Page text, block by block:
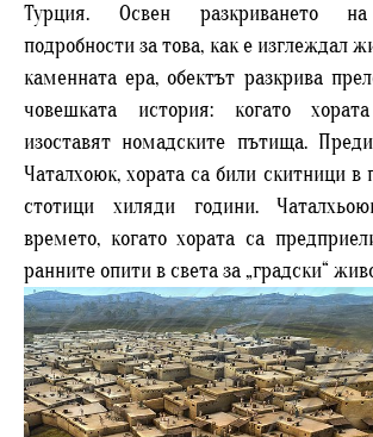
Турция. Освен разкриването на
подробности за това, как е изглеждал
каменната ера, обектът разкрива
човешката история: когато
изоставят номадските пътища.
Чаталхоюк, хората са били скитници в
стотици хиляди години.
времето, когато хората са
ранните опити в света за „градски“